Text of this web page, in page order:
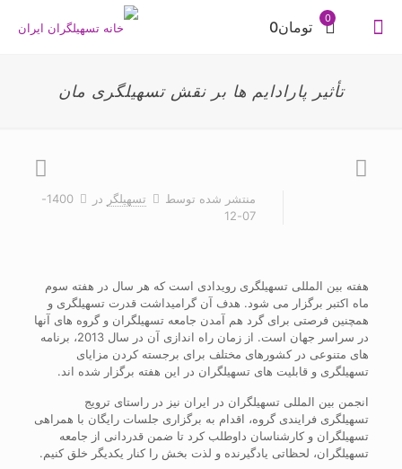
0 تومان0
تأثیر پارادایم ها بر نقش تسهیلگری مان
منتشر شده توسط تسهیلگر در
1400-
07-12
هفته بین المللی تسهیلگری رویدادی است که هر سال در هفته سوم
ماه اکتبر برگزار می شود. هدف آن گرامیداشت قدرت تسهیلگری و
همچنین فرصتی برای گرد هم آمدن جامعه تسهیلگران و گروه های آنها
در سراسر جهان است. از زمان راه اندازی آن در سال 2013، برنامه
های متنوعی در کشورهای مختلف برای برجسته کردن مزایای
تسهیلگری و قابلیت های تسهیلگران در این هفته برگزار شده اند.
انجمن بین المللی تسهیلگران در ایران نیز در راستای ترویج
تسهیلگری فرایندی گروه، اقدام به برگزاری جلسات رایگان با همراهی
تسهیلگران و کارشناسان داوطلب کرد تا ضمن قدردانی از جامعه
تسهیلگران، لحظاتی یادگیرنده و لذت بخش را کنار یکدیگر خلق کنیم.